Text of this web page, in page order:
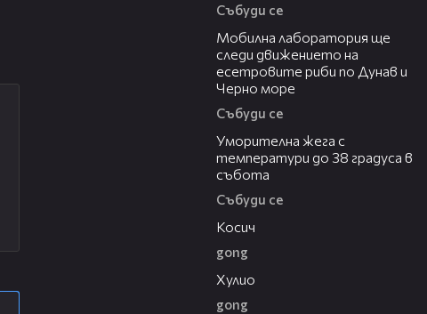
Събуди се
Мобилна лаборатория ще
следи движението на
есетровите риби по Дунав и
Черно море
Събуди се
Уморителна жега с
температури до 38 градуса в
събота
Събуди се
Косич
gong
Хулио
gong